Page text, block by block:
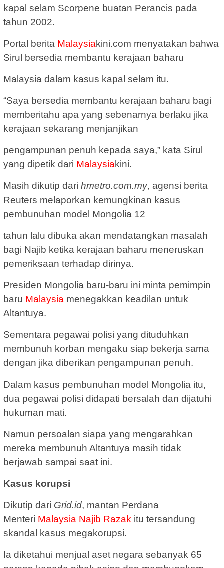
kapal selam Scorpene buatan Perancis pada
tahun 2002.
Portal berita Malaysiakini.com menyatakan bahwa
Sirul bersedia membantu kerajaan baharu
Malaysia dalam kasus kapal selam itu.
“Saya bersedia membantu kerajaan baharu bagi
memberitahu apa yang sebenarnya berlaku jika
kerajaan sekarang menjanjikan
pengampunan penuh kepada saya,” kata Sirul
yang dipetik dari Malaysiakini.
Masih dikutip dari hmetro.com.my, agensi berita
Reuters melaporkan kemungkinan kasus
pembunuhan model Mongolia 12
tahun lalu dibuka akan mendatangkan masalah
bagi Najib ketika kerajaan baharu meneruskan
pemeriksaan terhadap dirinya.
Presiden Mongolia baru-baru ini minta pemimpin
baru Malaysia menegakkan keadilan untuk
Altantuya.
Sementara pegawai polisi yang dituduhkan
membunuh korban mengaku siap bekerja sama
dengan jika diberikan pengampunan penuh.
Dalam kasus pembunuhan model Mongolia itu,
dua pegawai polisi didapati bersalah dan dijatuhi
hukuman mati.
Namun persoalan siapa yang mengarahkan
mereka membunuh Altantuya masih tidak
berjawab sampai saat ini.
Kasus korupsi
Dikutip dari Grid.id, mantan Perdana
Menteri Malaysia Najib Razak itu tersandung
skandal kasus megakorupsi.
Ia diketahui menjual aset negara sebanyak 65